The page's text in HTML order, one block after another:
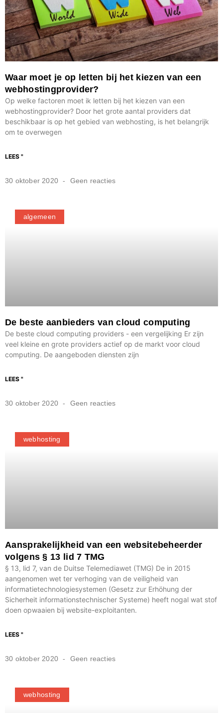
Waar moet je op letten bij het kiezen van een
webhostingprovider?
Op welke factoren moet ik letten bij het kiezen van een
webhostingprovider? Door het grote aantal providers dat
beschikbaar is op het gebied van webhosting, is het belangrijk
om te overwegen
LEES "
30 oktober 2020 Geen reacties
algemeen
De beste aanbieders van cloud computing
De beste cloud computing providers - een vergelijking Er zijn
veel kleine en grote providers actief op de markt voor cloud
computing. De aangeboden diensten zijn
LEES "
30 oktober 2020 Geen reacties
webhosting
Aansprakelijkheid van een websitebeheerder
volgens § 13 lid 7 TMG
§ 13, lid 7, van de Duitse Telemediawet (TMG) De in 2015
aangenomen wet ter verhoging van de veiligheid van
informatietechnologiesystemen (Gesetz zur Erhöhung der
Sicherheit informationstechnischer Systeme) heeft nogal wat stof
doen opwaaien bij website-exploitanten.
LEES "
30 oktober 2020 Geen reacties
webhosting